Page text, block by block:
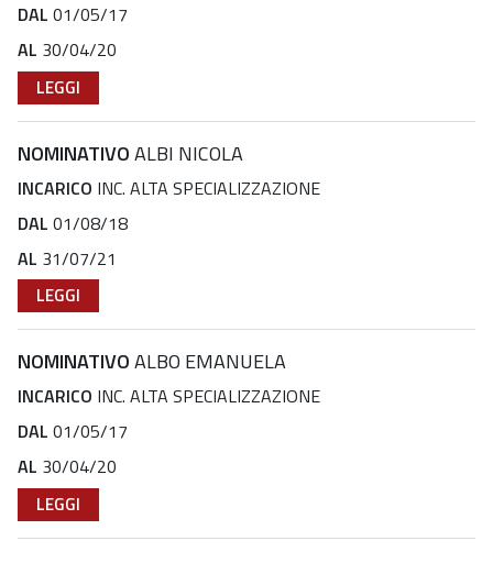
DAL 01/05/17
AL 30/04/20
LEGGI
NOMINATIVOALBI NICOLA
INCARICO INC. ALTA SPECIALIZZAZIONE
DAL 01/08/18
AL 31/07/21
LEGGI
NOMINATIVOALBO EMANUELA
INCARICO INC. ALTA SPECIALIZZAZIONE
DAL 01/05/17
AL 30/04/20
LEGGI